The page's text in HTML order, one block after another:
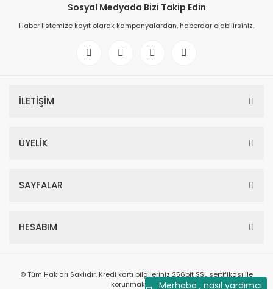
Merhaba , nasıl yardımcı
Sosyal Medyada Bizi Takip Edin
Haber listemize kayıt olarak kampanyalardan, haberdar olabilirsiniz.
İLETİŞİM
ÜYELİK
SAYFALAR
HESABIM
© Tüm Hakları Saklıdır. Kredi kartı bilgileriniz 256bit SSL sertifikası ile
korunmaktadır.